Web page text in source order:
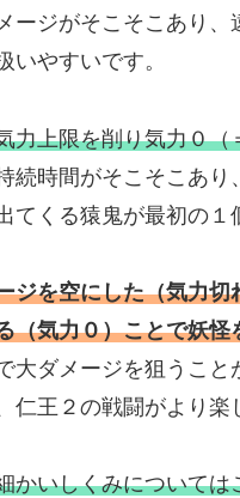
ージがそこそこあり
いやすいです。
上限を削り気力０（
続時間がそこそこあ
くる猿鬼が最初の１
ジを空にした（気力切
（気力０）ことで妖怪
大ダメージを狙うこ
王２の戦闘がより楽
いしくみについては